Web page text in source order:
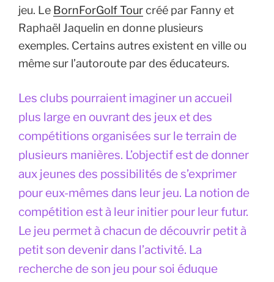
jeu. Le BornForGolf Tourcréé par Fanny et
Raphaël Jaquelin en donne plusieurs
exemples. Certains autres existent en ville ou
même sur l’autoroute par des éducateurs.
Les clubs pourraient imaginer un accueil
plus large en ouvrant des jeux et des
compétitions organisées sur le terrain de
plusieurs manières. L’objectif est de donner
aux jeunes des possibilités de s’exprimer
pour eux-mêmes dans leur jeu. La notion de
compétition est à leur initier pour leur futur.
Le jeu permet à chacun de découvrir petit à
petit son devenir dans l’activité. La
recherche de son jeu pour soi éduque